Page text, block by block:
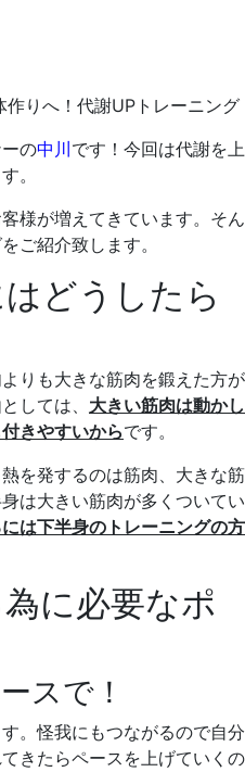
の中川 です！ 今回は代謝を上
。
様が増えてきています。 そん
ご紹介致します。
どうしたら
りも大きな筋肉を鍛えた方が
しては、 大きい筋肉は動かし
きやすいからです。
を発するのは筋肉、大きな筋
は大きい筋肉が多くついてい
は下半身のトレーニングの方
に必要なポ
スで！
。怪我にもつながるので自分
きたらペースを上げていくの